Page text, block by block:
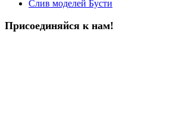
Слив моделей Бусти
Присоединяйся к нам!